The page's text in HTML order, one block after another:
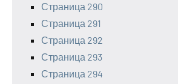
Страница 290
Страница 291
Страница 292
Страница 293
Страница 294